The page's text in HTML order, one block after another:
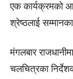
एक कार्यक्रमको
श्रेष्ठलाई
मंगलबार
चलचित्रका